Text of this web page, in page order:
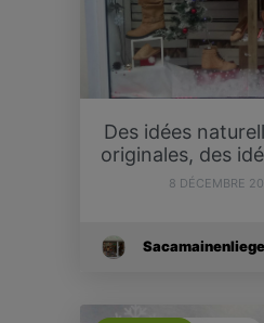
Des idées
originales, des
8 DÉCEMBRE